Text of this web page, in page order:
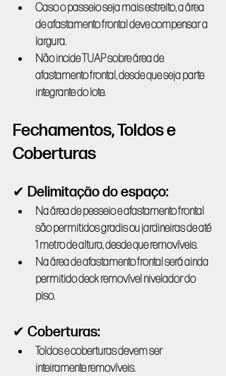
Caso o passeio seja mais estreito, a área
de afastamento frontal deve compensar a
largura.
Não incide TUAP sobre área de
afastamento frontal, desde que seja parte
integrante do lote.
Fechamentos, Toldos e
Coberturas
✔ Delimitação do espaço:
Na área de pesseio e afastamento frontal
são permitidos gradis ou jardineiras de até
1 metro de altura, desde que removíveis.
Na área de afastamento frontal será ainda
permitido deck removível nivelador do
piso.
✔ Coberturas:
Toldos e coberturas devem ser
inteiramente removíveis.